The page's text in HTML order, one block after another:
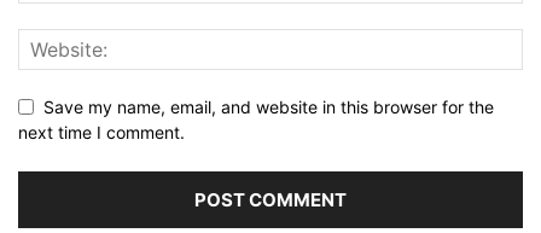
Save my name, email, and website in this browser for the
next time I comment.